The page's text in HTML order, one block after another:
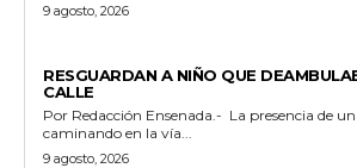
9 agosto, 2026
RESGUARDAN A NIÑO QUE
CALLE
Por Redacción Ensenada.- La presencia de un niño de dos años
caminando en la vía...
9 agosto, 2026